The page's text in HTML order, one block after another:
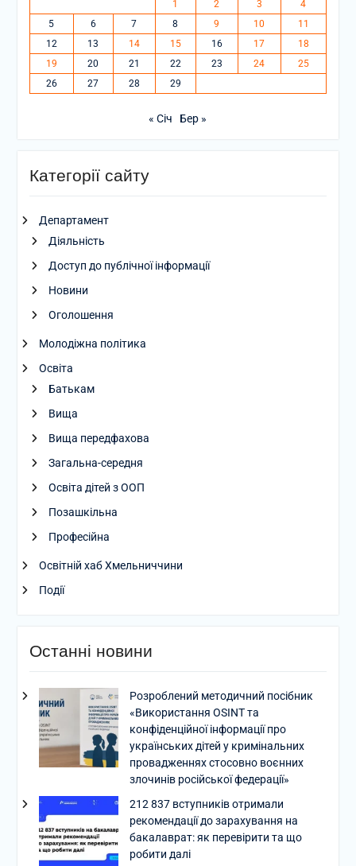
1
2 3
4
5
6 7 8 9 10
11
12
13 14 15 16 17
18
19
20 21 22 23 24
25
26
27 28 29
« Січ Бер »
Категорії сайту
Департамент
Діяльність
Доступ до публічної інформації
Новини
Оголошення
Молодіжна політика
Освіта
Батькам
Вища
Вища передфахова
Загальна-середня
Освіта дітей з ООП
Позашкільна
Професійна
Освітній хаб Хмельниччини
Події
Останні новини
Розроблений методичний посібник
«Використання OSINT та
конфіденційної інформації про
українських дітей у кримінальних
провадженнях стосовно воєнних
злочинів російської федерації»
212 837 вступників отримали
рекомендації до зарахування на
бакалаврат: як перевірити та що
робити далі